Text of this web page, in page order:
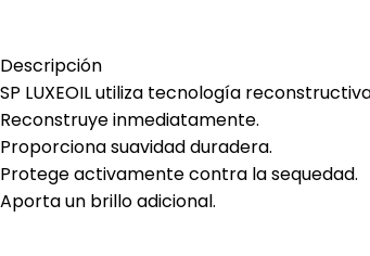
Descripción
SP LUXEOIL utiliza tecnología
Reconstruye inmediatamente.
Proporciona suavidad duradera.
Protege activamente contra la sequedad.
Aporta un brillo adicional.